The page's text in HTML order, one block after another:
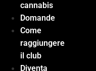
cannabis
Domande
Come
raggiungere
il club
Diventa